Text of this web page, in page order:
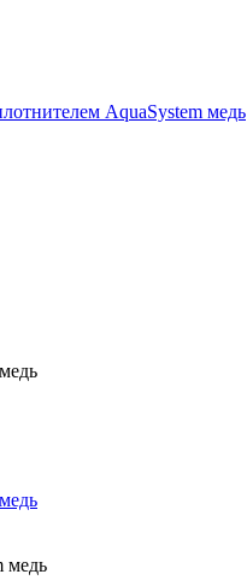
AquaSystem медь
медь